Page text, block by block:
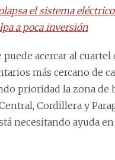
el sistema
a poca inversión
puede acercar al cuartel
más cercano de
prioridad la zona de
Cordillera y
necesitando ayuda